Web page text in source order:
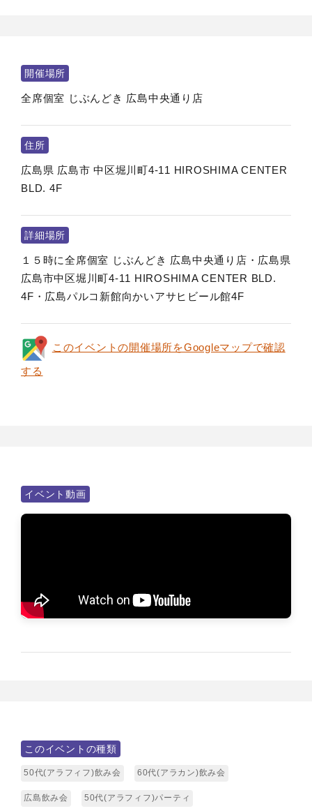
開催場所
全席個室 じぶんどき 広島中央通り店
住所
広島県 広島市 中区堀川町4-11 HIROSHIMA CENTER
BLD. 4F
詳細場所
１５時に全席個室 じぶんどき 広島中央通り店・広島県
広島市中区堀川町4-11 HIROSHIMA CENTER BLD.
4F・広島パルコ新館向かいアサヒビール館4F
このイベントの開催場所をGoogleマップで確認
する
イベント動画
このイベントの種類
50代(アラフィフ)飲み会 60代(アラカン)飲み会
広島飲み会 50代(アラフィフ)パーティ